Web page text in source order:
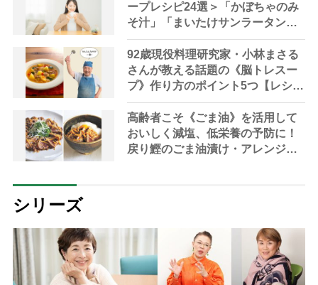
ープレシピ24選＞「かぼちゃのみ
そ汁」「まいたけサンラータン」
で冷え対策
92歳現役料理研究家・小林まさる
さんが教える話題の《脳トレスー
プ》作り方のポイント5つ【レシピ
公開】
高齢者こそ《ごま油》を活用して
おいしく減塩、低栄養の予防に！
戻り鰹のごま油漬け・アレンジレ
シリーズ